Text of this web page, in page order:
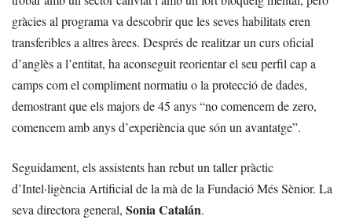
gràcies al programa va descobrir que les seves habilitats eren
transferibles a altres àrees. Després de realitzar un curs oficial
d’anglès a l’entitat, ha aconseguit reorientar el seu perfil cap a
camps com el compliment normatiu o la protecció de dades,
demostrant que els majors de 45 anys “no comencem de zero,
comencem amb anys d’experiència que són un avantatge”.
Seguidament, els assistents han rebut un taller pràctic
d’Intel·ligència Artificial de la mà de la Fundació Més Sènior. La
seva directora general, Sonia Catalán.